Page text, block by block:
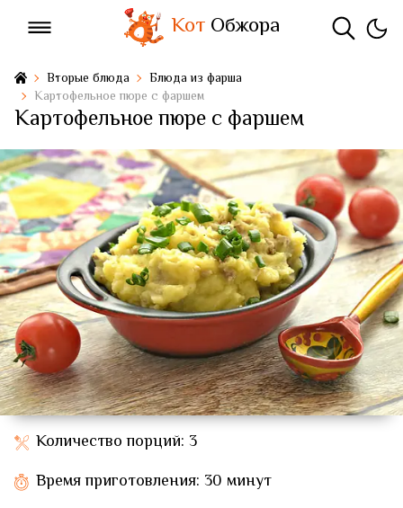
КотОбжора
Вторые блюда
Блюда из фарша
Картофельное пюре с фаршем
Картофельное пюре с фаршем
Количество порций: 3
Время приготовления: 30 минут